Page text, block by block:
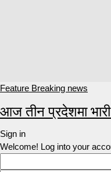
Feature Breaking news
आज तीन प्रदेशमा भारी
Sign in
Welcome! Log into your